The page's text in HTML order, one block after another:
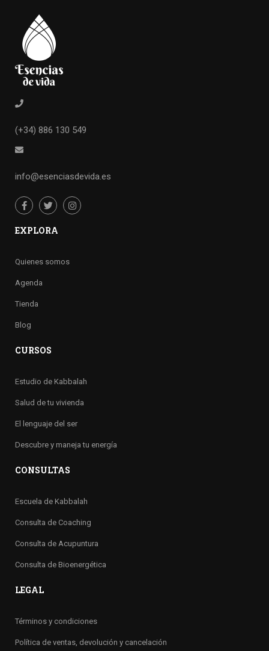
(+34) 886 130 549
info@esenciasdevida.es
EXPLORA
Quienes somos
Agenda
Tienda
Blog
CURSOS
Estudio de Kabbalah
Salud de tu vivienda
El lenguaje del ser
Descubre y maneja tu energía
CONSULTAS
Escuela de Kabbalah
Consulta de Coaching
Consulta de Acupuntura
Consulta de Bioenergética
LEGAL
Términos y condiciones
Política de ventas, devolución y cancelación